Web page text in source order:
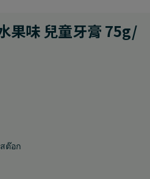
果味 兒童牙膏 75g/
ต๊อก